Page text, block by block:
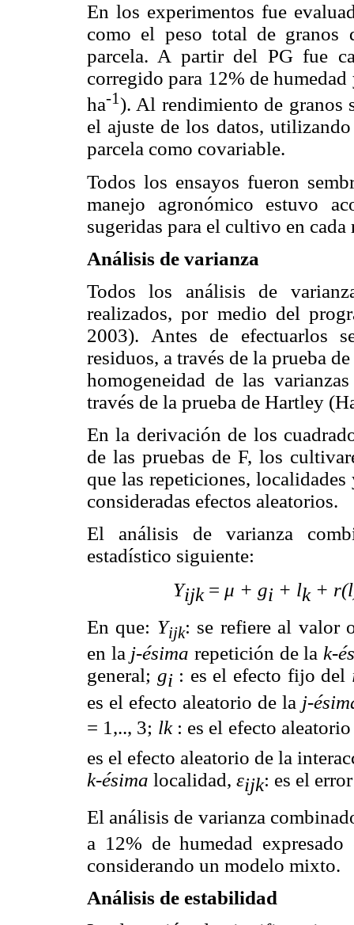
En los experimentos fue
como el peso total de granos
parcela. A partir del PG fue
corregido para 12% de
ha-1). Al rendimiento de granos
el ajuste de los datos,
parcela como covariable.
Todos los ensayos fueron
manejo agronómico estuvo
sugeridas para el cultivo en cada
Análisis de varianza
Todos los análisis de
realizados, por medio del
2003). Antes de efectuarlos
residuos, a través de la prueba
homogeneidad de las
través de la prueba de Hartley
En la derivación de los
de las pruebas de F, los
que las repeticiones,
consideradas efectos aleatorios.
El análisis de varianza
estadístico siguiente:
Yijk = μ + gi + lk +
En que: Yijk: se refiere al valor
en la j-ésimarepetición de la k-
general; gi : es el efecto fijo del
es el efecto aleatorio de la j-
= 1,.., 3; lk : es el efecto
es el efecto aleatorio de la
k-ésima localidad, εijk: es el
El análisis de varianza
a 12% de humedad
considerando un modelo mixto.
Análisis de estabilidad